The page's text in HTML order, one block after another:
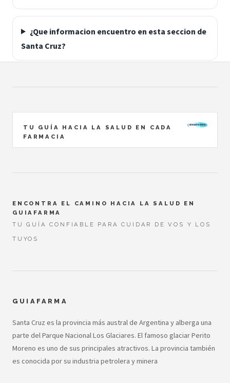
¿Que informacion encuentro en esta seccion de
Santa Cruz?
TU GUÍA HACIA LA SALUD EN CADA
FARMACIA
ENCONTRA EL CAMINO HACIA LA SALUD EN
GUIAFARMA
TU GUÍA CONFIABLE PARA CUIDAR DE VOS Y LOS
TUYOS
GUIAFARMA
Santa Cruz es la provincia más austral de Argentina y alberga una
parte del Parque Nacional Los Glaciares. El famoso glaciar Perito
Moreno es uno de sus principales atractivos. La provincia también
es conocida por su industria petrolera y minera